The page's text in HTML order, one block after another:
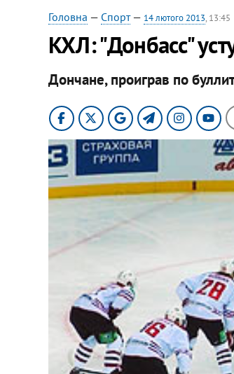
Головна — Спорт— 14 лютого 2013, 13:45
КХЛ: "Донбасс"
Дончане, проиграв по